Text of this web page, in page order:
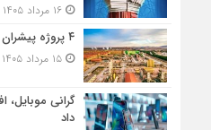
۱۶ مرداد ۱۴۰۵ - ۱۹:۰۴
۴ پروژه پیشران در لرستان افتتاح می‌شود
۱۵ مرداد ۱۴۰۵ - ۱۴:۴۰
گرانی
داد